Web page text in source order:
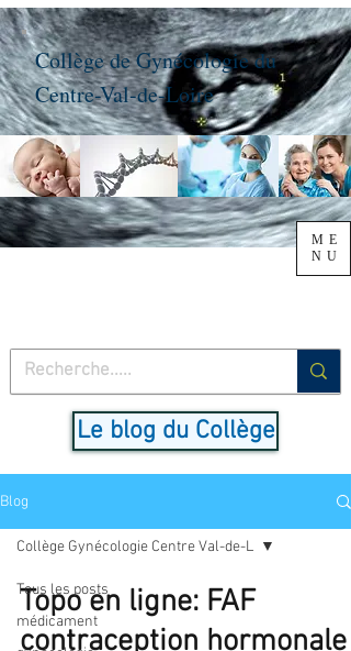
Le blog du Collège
ME
NU
Collège de Gynécologie du
Centre-Val-de-Loire
Blog
Tous les posts
médicament
Collège Gynécologie Centre Val-de-L
Topo en ligne: FAF
contraception hormonale